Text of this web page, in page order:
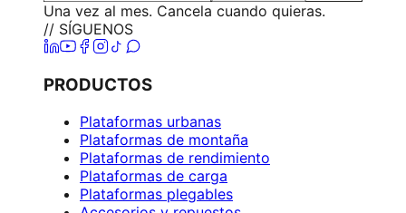
Una vez al mes. Cancela cuando quieras.
// SÍGUENOS
PRODUCTOS
Plataformas urbanas
Plataformas de montaña
Plataformas de rendimiento
Plataformas de carga
Plataformas plegables